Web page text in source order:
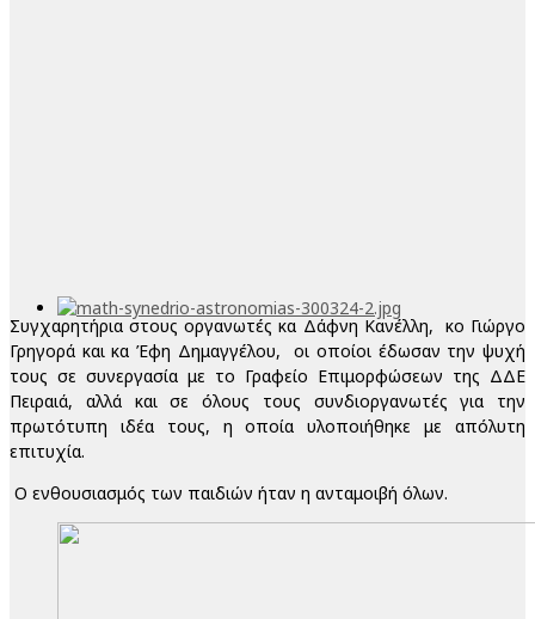
Συγχαρητήρια στους οργανωτές κα Δάφνη Κανέλλη, κο Γιώργο
Γρηγορά και κα Έφη Δημαγγέλου, οι οποίοι έδωσαν την ψυχή
τους σε συνεργασία με το Γραφείο Επιμορφώσεων της ΔΔΕ
Πειραιά, αλλά και σε όλους τους συνδιοργανωτές για την
πρωτότυπη ιδέα τους, η οποία υλοποιήθηκε με απόλυτη
επιτυχία.
Ο ενθουσιασμός των παιδιών ήταν η ανταμοιβή όλων.